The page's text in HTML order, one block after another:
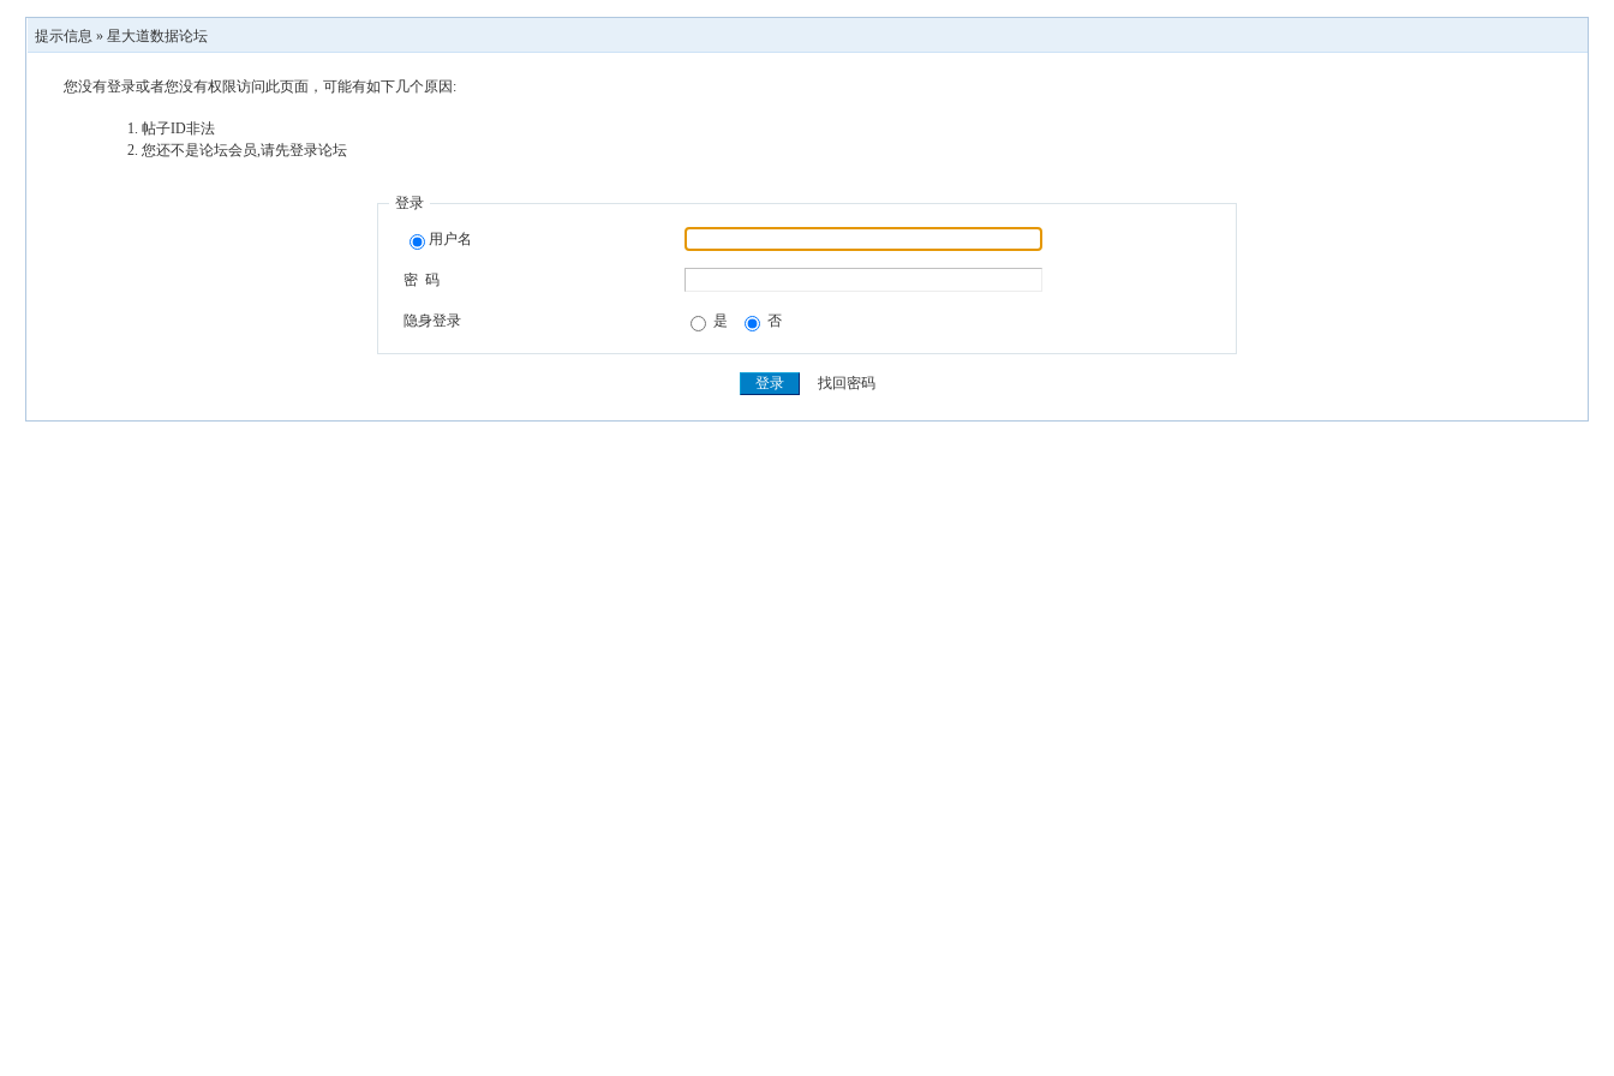
提示信息 » 星大道数据论坛
您没有登录或者您没有权限访问此页面，可能有如下几个原因:
帖子ID非法
您还不是论坛会员,请先登录论坛
登录
用户名
密 码
隐身登录 是 否
找回密码